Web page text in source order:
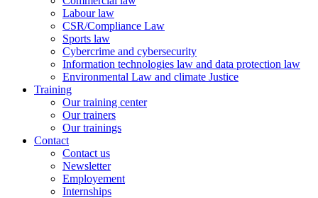
Labour law
CSR/Compliance Law
Sports law
Cybercrime and cybersecurity
Information technologies law and data protection law
Environmental Law and climate Justice
Training
Our training center
Our trainers
Our trainings
Contact
Contact us
Newsletter
Employement
Internships